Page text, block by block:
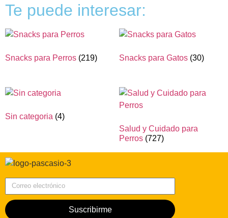
Te puede interesar:
Snacks para Perros (219) Snacks para Gatos (30)
Sin categoria (4)
Salud y Cuidado para
Perros (727)
Suscribirme